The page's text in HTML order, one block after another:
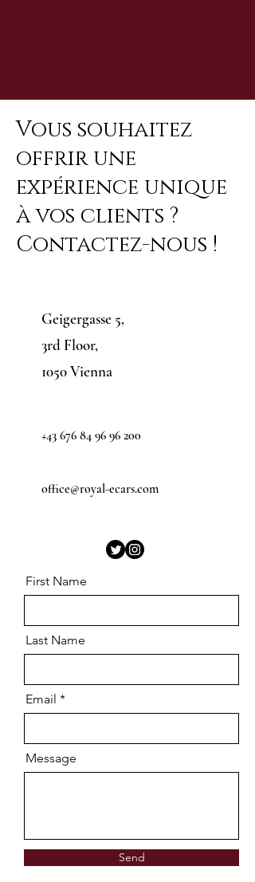
Vous souhaitez
offrir une
expérience unique
à vos clients ?
Contactez-nous !
Geigergasse 5,
3rd Floor,
1050 Vienna
+43 676 84 96 96 200
office@royal-ecars.com
First Name
Last Name
Email
Message
Send